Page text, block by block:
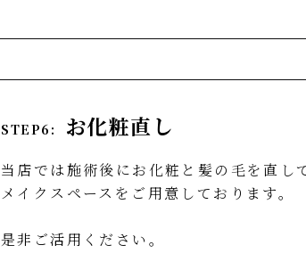
STEP6: お化粧直し
当店では施術後にお化粧と髪の毛を直し
メイクスペースをご用意しております。
是非ご活用ください。